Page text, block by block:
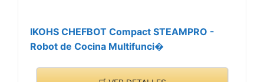
IKOHS CHEFBOT Compact STEAMPRO -
Robot de Cocina Multifunci�